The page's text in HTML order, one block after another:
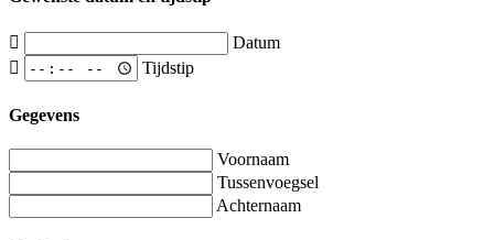
Datum
Tijdstip
Gegevens
Voornaam
Tussenvoegsel
Achternaam